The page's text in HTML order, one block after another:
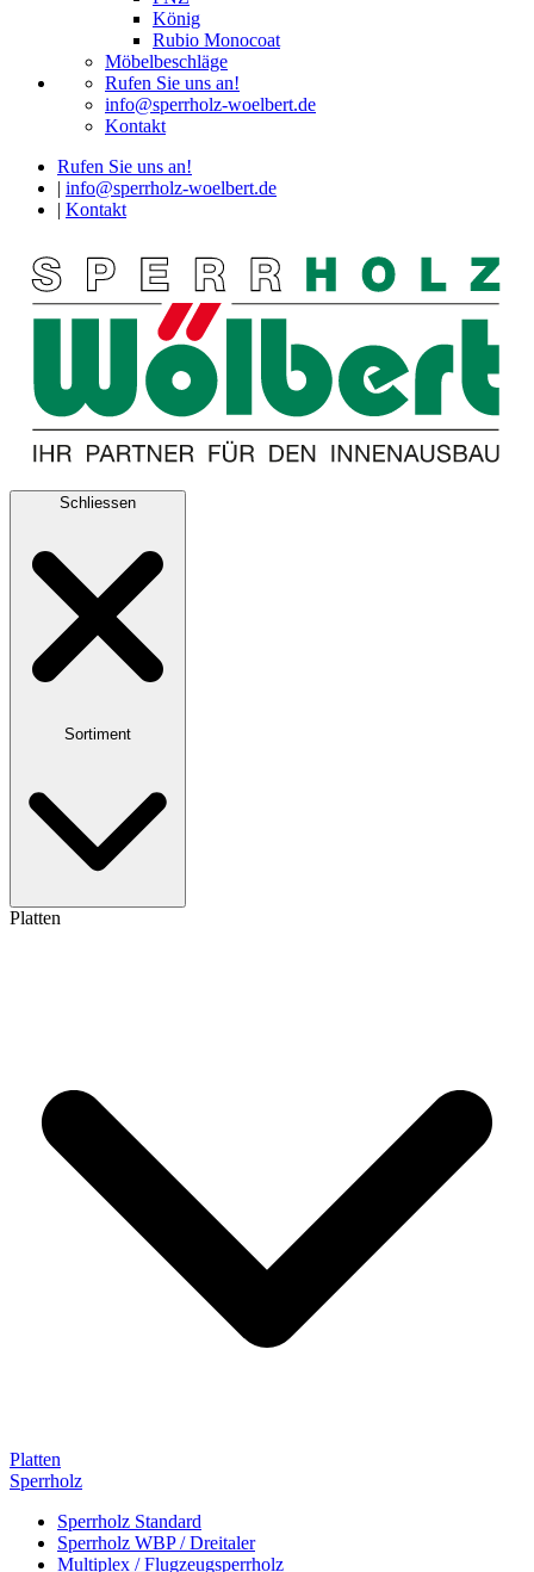
König
Rubio Monocoat
Möbelbeschläge
Rufen Sie uns an!
info@sperrholz-woelbert.de
Kontakt
Rufen Sie uns an!
info@sperrholz-woelbert.de
Kontakt
Schliessen
Sortiment
Platten
Platten
Sperrholz
Sperrholz Standard
Sperrholz WBP / Dreitaler
Multiplex / Flugzeugsperrholz